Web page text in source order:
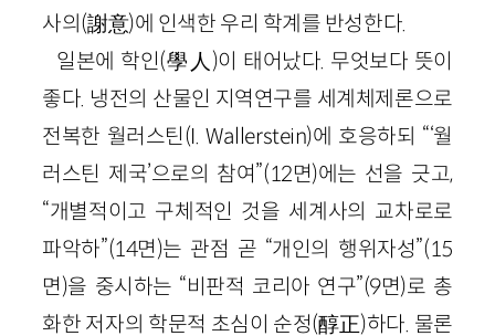
사의(謝意)에 인색한 우리 학계를 반성한다.
일본에 학인(學人)이 태어났다. 무엇보다 뜻이
좋다. 냉전의 산물인 지역연구를 세계체제론으로
전복한 월러스틴(I. Wallerstein)에 호응하되 “‘월
러스틴 제국’으로의 참여”(12면)에는 선을 긋고,
“개별적이고 구체적인 것을 세계사의 교차로로
파악하”(14면)는 관점 곧 “개인의 행위자성”(15
면)을 중시하는 “비판적 코리아 연구”(9면)로 총
화한 저자의 학문적 초심이 순정(醇正)하다. 물론